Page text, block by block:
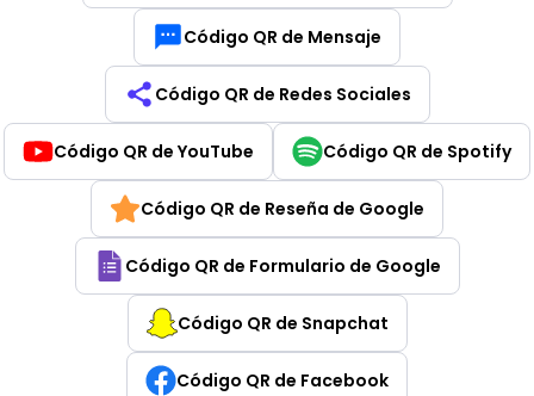
Código QR de Mensaje
Código QR de Redes Sociales
Código QR de YouTube Código QR de Spotify
Código QR de Reseña de Google
Código QR de Formulario de Google
Código QR de Snapchat
Código QR de Facebook